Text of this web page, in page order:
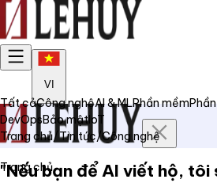
VI
Trang chủ
Tất cảCông nghệAI & MLPhần mềm
DevOpsBảo mậtIoT
Trang chủ/Tin tức/Công nghệ
"Nếu bạn để AI viết hộ,